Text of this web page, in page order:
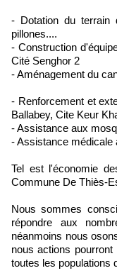
- Dotation du terrain
pillones....
- Construction
Cité Senghor 2
- Aménagement du
- Renforcement et
Ballabey, Cite Keur
- Assistance aux
- Assistance médicale
Tel est l'économie
Commune De Thiès-
Nous sommes
répondre aux
néanmoins nous
nous actions
toutes les populations